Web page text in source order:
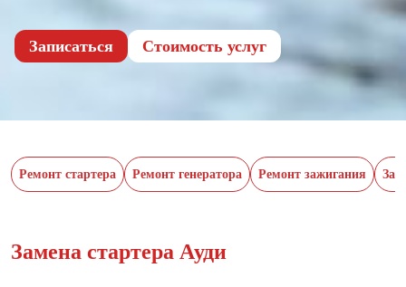
Записаться Cтоимость услуг
Ремонт стартера Ремонт генератора Ремонт зажигания
Замена стартера Ауди